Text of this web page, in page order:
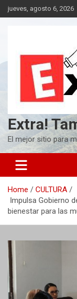
Skip
to
jueves, agosto 6, 2026
Extra!
El mejor sitio para
Home
CULTURA
Impulsa Gobierno
bienestar para las